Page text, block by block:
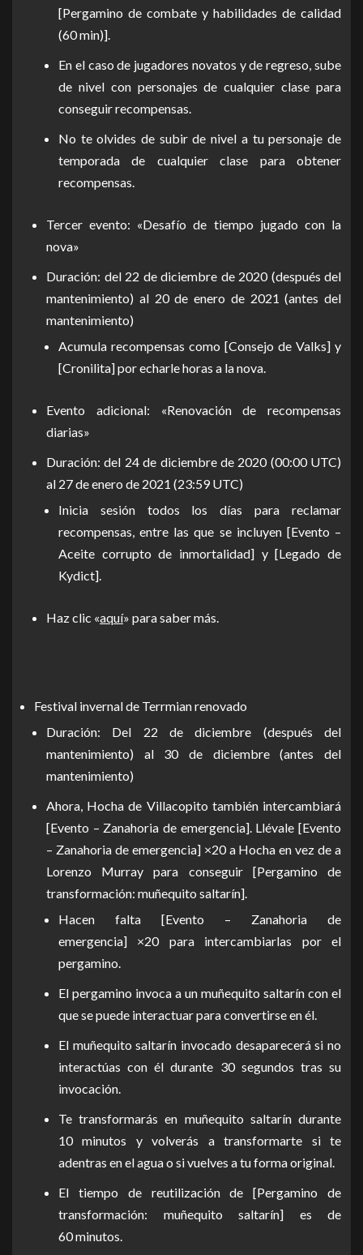
[Pergamino de combate y habilidades de calidad
(60 min)].
En el caso de jugadores novatos y de regreso, sube
de nivel con personajes de cualquier clase para
conseguir recompensas.
No te olvides de subir de nivel a tu personaje de
temporada de cualquier clase para obtener
recompensas.
Tercer evento: «Desafío de tiempo jugado con la
nova»
Duración: del 22 de diciembre de 2020 (después del
mantenimiento) al 20 de enero de 2021 (antes del
mantenimiento)
Acumula recompensas como [Consejo de Valks] y
[Cronilita] por echarle horas a la nova.
Evento adicional: «Renovación de recompensas
diarias»
Duración: del 24 de diciembre de 2020 (00:00 UTC)
al 27 de enero de 2021 (23:59 UTC)
Inicia sesión todos los días para reclamar
recompensas, entre las que se incluyen [Evento –
Aceite corrupto de inmortalidad] y [Legado de
Kydict].
Haz clic «aquí» para saber más.
Festival invernal de Terrmian renovado
Duración: Del 22 de diciembre (después del
mantenimiento) al 30 de diciembre (antes del
mantenimiento)
Ahora, Hocha de Villacopito también intercambiará
[Evento – Zanahoria de emergencia]. Llévale [Evento
– Zanahoria de emergencia] ×20 a Hocha en vez de a
Lorenzo Murray para conseguir [Pergamino de
transformación: muñequito saltarín].
Hacen falta [Evento – Zanahoria de
emergencia] ×20 para intercambiarlas por el
pergamino.
El pergamino invoca a un muñequito saltarín con el
que se puede interactuar para convertirse en él.
El muñequito saltarín invocado desaparecerá si no
interactúas con él durante 30 segundos tras su
invocación.
Te transformarás en muñequito saltarín durante
10 minutos y volverás a transformarte si te
adentras en el agua o si vuelves a tu forma original.
El tiempo de reutilización de [Pergamino de
transformación: muñequito saltarín] es de
60 minutos.